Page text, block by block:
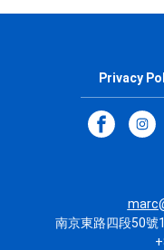
Privacy
南京東路四段50號